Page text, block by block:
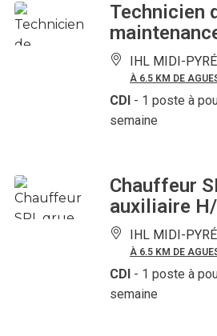
Technicien
IHL MIDI-
À 6.5 KM DE
CDI - 1 poste à
semaine
Chauffeur
auxiliaire
IHL MIDI-
À 6.5 KM DE
CDI - 1 poste à
semaine